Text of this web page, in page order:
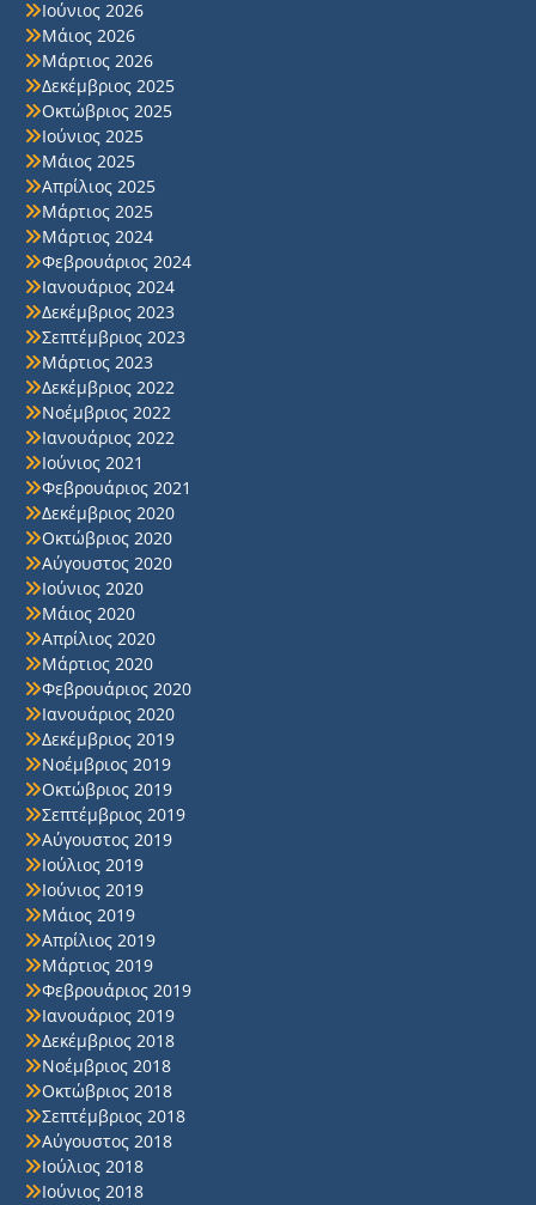
Ιούνιος 2026
Μάιος 2026
Μάρτιος 2026
Δεκέμβριος 2025
Οκτώβριος 2025
Ιούνιος 2025
Μάιος 2025
Απρίλιος 2025
Μάρτιος 2025
Μάρτιος 2024
Φεβρουάριος 2024
Ιανουάριος 2024
Δεκέμβριος 2023
Σεπτέμβριος 2023
Μάρτιος 2023
Δεκέμβριος 2022
Νοέμβριος 2022
Ιανουάριος 2022
Ιούνιος 2021
Φεβρουάριος 2021
Δεκέμβριος 2020
Οκτώβριος 2020
Αύγουστος 2020
Ιούνιος 2020
Μάιος 2020
Απρίλιος 2020
Μάρτιος 2020
Φεβρουάριος 2020
Ιανουάριος 2020
Δεκέμβριος 2019
Νοέμβριος 2019
Οκτώβριος 2019
Σεπτέμβριος 2019
Αύγουστος 2019
Ιούλιος 2019
Ιούνιος 2019
Μάιος 2019
Απρίλιος 2019
Μάρτιος 2019
Φεβρουάριος 2019
Ιανουάριος 2019
Δεκέμβριος 2018
Νοέμβριος 2018
Οκτώβριος 2018
Σεπτέμβριος 2018
Αύγουστος 2018
Ιούλιος 2018
Ιούνιος 2018